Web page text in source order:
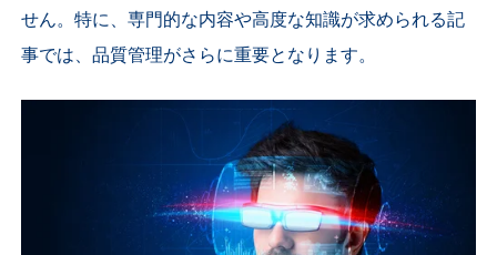
せん。特に、専門的な内容や高度な知識が求められる記
事では、品質管理がさらに重要となります。